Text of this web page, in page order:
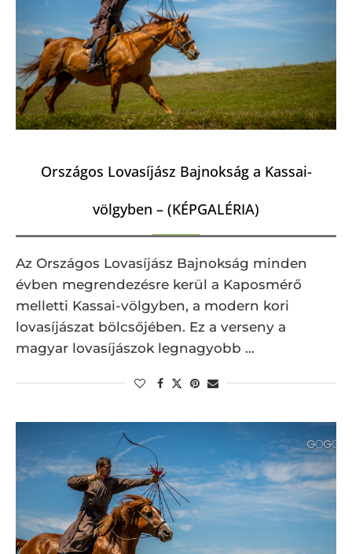
Országos Lovasíjász Bajnokság a Kassai-
völgyben – (KÉPGALÉRIA)
Az Országos Lovasíjász Bajnokság minden
évben megrendezésre kerül a Kaposmérő
melletti Kassai-völgyben, a modern kori
lovasíjászat bölcsőjében. Ez a verseny a
magyar lovasíjászok legnagyobb …